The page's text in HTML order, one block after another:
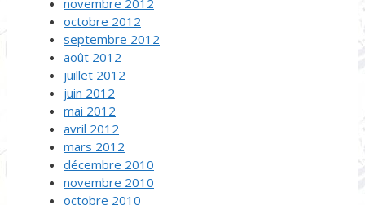
novembre 2012
octobre 2012
septembre 2012
août 2012
juillet 2012
juin 2012
mai 2012
avril 2012
mars 2012
décembre 2010
novembre 2010
octobre 2010